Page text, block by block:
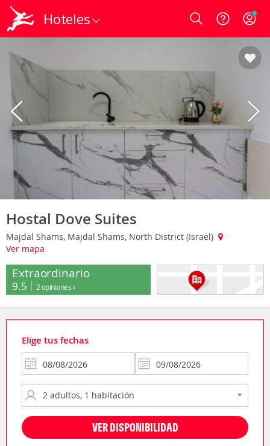
Hoteles Login
Hostal Dove Suites
Majdal Shams, Majdal Shams, North District (Israel)
Ver mapa
Extraordinario
9.5 2 opiniones
Elige tus fechas
VER DISPONIBILIDAD